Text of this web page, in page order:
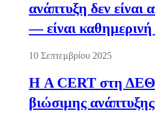
ανάπτυξη δεν είναι
— είναι
10 Σεπτεμβρίου 2025
Η A CERT στη
βιώσιμης